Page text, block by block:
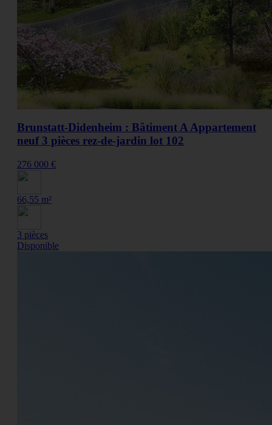
Brunstatt-Didenheim : Bâtiment A Appartement
neuf 3 pièces rez-de-jardin lot 102
276 000 €
66,55 m²
3 pièces
Disponible